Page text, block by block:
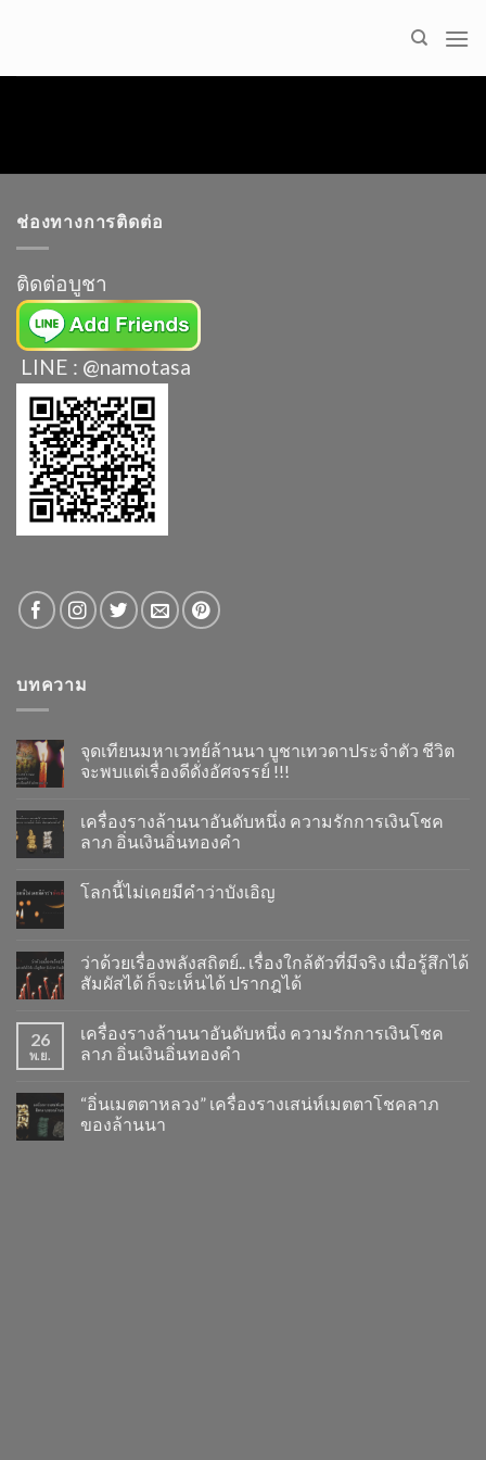
ช่องทางการติดต่อ
ติดต่อบูชา
LINE : @namotasa
บทความ
จุดเทียนมหาเวทย์ล้านนา บูชาเทวดาประจำตัว ชีวิต
จะพบแต่เรื่องดีดั่งอัศจรรย์ !!!
เครื่องรางล้านนาอันดับหนึ่ง ความรักการเงินโชค
ลาภ อิ่นเงินอิ่นทองคำ
โลกนี้ไม่เคยมีคำว่าบังเอิญ
ว่าด้วยเรื่องพลังสถิตย์.. เรื่องใกล้ตัวที่มีจริง เมื่อรู้สึกได้
สัมผัสได้ ก็จะเห็นได้ ปรากฎได้
26
พ.ย.
เครื่องรางล้านนาอันดับหนึ่ง ความรักการเงินโชค
ลาภ อิ่นเงินอิ่นทองคำ
“อิ่นเมตตาหลวง” เครื่องรางเสน่ห์เมตตาโชคลาภ
ของล้านนา